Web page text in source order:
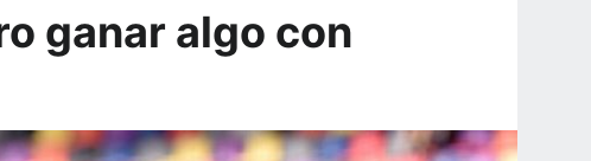
ganar algo con